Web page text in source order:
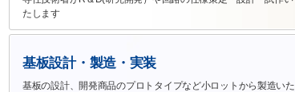
たします
基板設計・製造・実装
基板の設計、開発商品のプロトタイプなど小ロットから製造いた